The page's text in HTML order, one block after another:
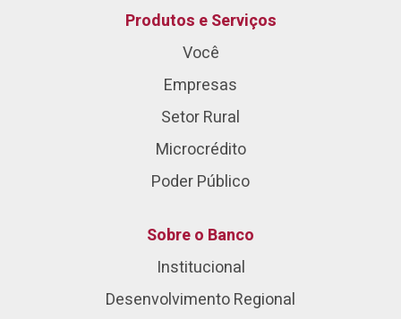
Produtos e Serviços
Você
Empresas
Setor Rural
Microcrédito
Poder Público
Sobre o Banco
Institucional
Desenvolvimento Regional